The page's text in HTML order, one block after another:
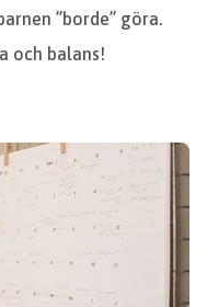
”borde” göra.
och balans!